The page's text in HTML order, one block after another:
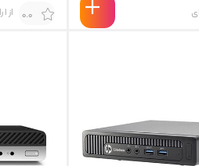
0.0 از 1 رای